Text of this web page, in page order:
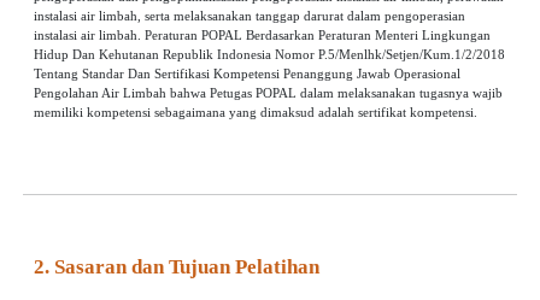
instalasi air limbah, serta melaksanakan tanggap darurat dalam pengoperasian
instalasi air limbah. Peraturan POPAL Berdasarkan Peraturan Menteri Lingkungan
Hidup Dan Kehutanan Republik Indonesia Nomor P.5/Menlhk/Setjen/Kum.1/2/2018
Tentang Standar Dan Sertifikasi Kompetensi Penanggung Jawab Operasional
Pengolahan Air Limbah bahwa Petugas POPAL dalam melaksanakan tugasnya wajib
memiliki kompetensi sebagaimana yang dimaksud adalah sertifikat kompetensi.
2. Sasaran dan Tujuan Pelatihan